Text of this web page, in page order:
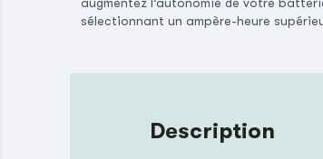
augmentez l’autonomie de votre
sélectionnant un ampère-heure
Description